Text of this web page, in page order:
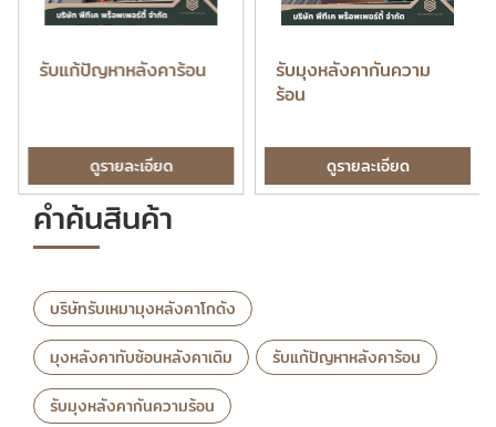
รับแก้ปัญหาหลังคาร้อน
ดูรายละเอียด
รับมุงหลังคากันความ
ร้อน
ดูรายละเอียด
คำค้นสินค้า
บริษัทรับเหมามุงหลังคาโกดัง
มุงหลังคาทับซ้อนหลังคาเดิม
รับแก้ปัญหาหลังคาร้อน
รับมุงหลังคากันความร้อน